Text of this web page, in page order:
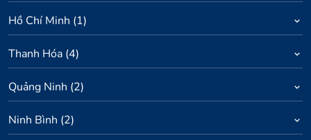
Hồ Chí Minh (1)
Thanh Hóa (4)
Quảng Ninh (2)
Ninh Bình (2)